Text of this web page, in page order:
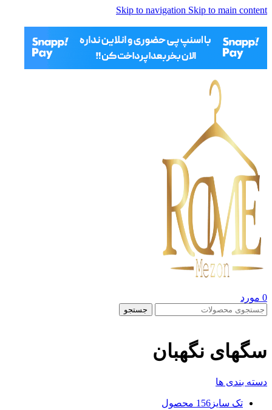
Skip to navigation Skip to main content
0 مورد
جستجو
سگهای نگهبان
دسته بندی ها
تک سایز 156 محصول